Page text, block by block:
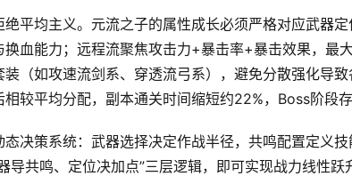
平均主义。元流之子的属性成长必须严格对应武器
血能力；远程流聚焦攻击力+暴击率+暴击效果，最
（如攻速流剑系、穿透流弓系），避免分散强化导
较平均分配，副本通关时间缩短约22%，Boss阶段存
决策系统：武器选择决定作战半径，共鸣配置定义
导共鸣、定位决加点”三层逻辑，即可实现战力线性